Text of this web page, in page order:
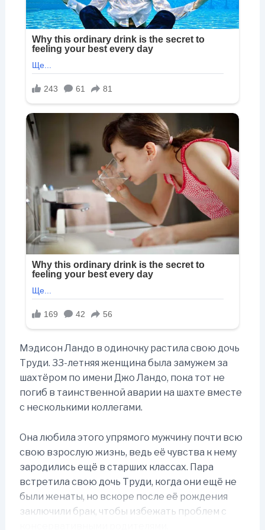
Мэдисон Ландо в одиночку растила свою дочь
Труди. 33-летняя женщина была замужем за
шахтёром по имени Джо Ландо, пока тот не
погиб в таинственной аварии на шахте вместе
с несколькими коллегами.
Она любила этого упрямого мужчину почти всю
свою взрослую жизнь, ведь её чувства к нему
зародились ещё в старших классах. Пара
встретила свою дочь Труди, когда они ещё не
были женаты, но вскоре после её рождения
заключили брак, чтобы избежать проблем с